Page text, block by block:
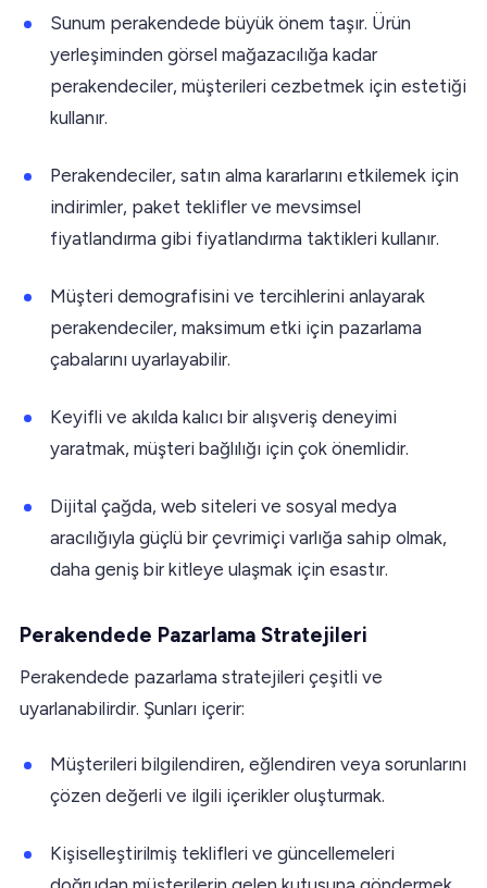
Sunum perakendede büyük önem taşır. Ürün
yerleşiminden görsel mağazacılığa kadar
perakendeciler, müşterileri cezbetmek için estetiği
kullanır.
Perakendeciler, satın alma kararlarını etkilemek için
indirimler, paket teklifler ve mevsimsel
fiyatlandırma gibi fiyatlandırma taktikleri kullanır.
Müşteri demografisini ve tercihlerini anlayarak
perakendeciler, maksimum etki için pazarlama
çabalarını uyarlayabilir.
Keyifli ve akılda kalıcı bir alışveriş deneyimi
yaratmak, müşteri bağlılığı için çok önemlidir.
Dijital çağda, web siteleri ve sosyal medya
aracılığıyla güçlü bir çevrimiçi varlığa sahip olmak,
daha geniş bir kitleye ulaşmak için esastır.
Perakendede Pazarlama Stratejileri
Perakendede pazarlama stratejileri çeşitli ve
uyarlanabilirdir. Şunları içerir:
Müşterileri bilgilendiren, eğlendiren veya sorunlarını
çözen değerli ve ilgili içerikler oluşturmak.
Kişiselleştirilmiş teklifleri ve güncellemeleri